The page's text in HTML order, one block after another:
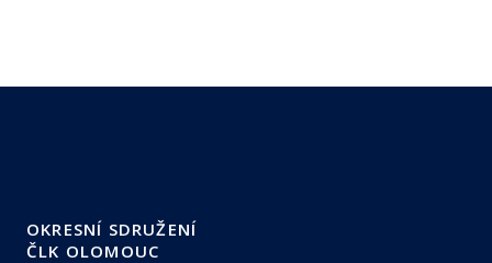
OKRESNÍ SDRUŽENÍ
ČLK OLOMOUC